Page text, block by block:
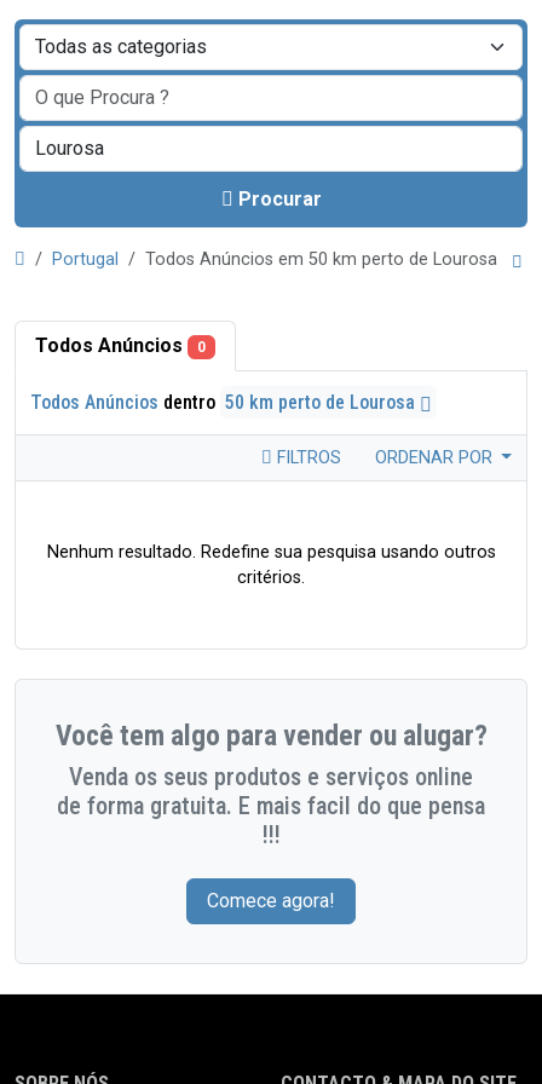
Procurar
Portugal Todos Anúncios em 50 km perto de Lourosa
Todos Anúncios 0
Todos Anúncios dentro 50 km perto de Lourosa
FILTROS ORDENAR POR
Nenhum resultado. Redefine sua pesquisa usando outros
critérios.
Você tem algo para vender ou alugar?
Venda os seus produtos e serviços online
de forma gratuita. E mais facil do que pensa
!!!
Comece agora!